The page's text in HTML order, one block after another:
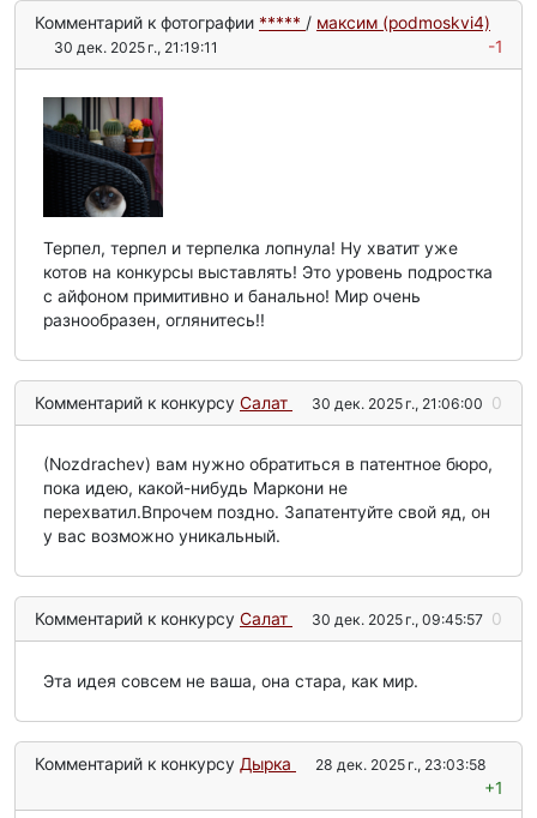
Комментарий к фотографии ***** / максим (podmoskvi4)
30 дек. 2025 г., 21:19:11 -1
Терпел, терпел и терпелка лопнула! Ну хватит уже
котов на конкурсы выставлять! Это уровень подростка
с айфоном примитивно и банально! Мир очень
разнообразен, оглянитесь!!
Комментарий к конкурсу Салат 30 дек. 2025 г., 21:06:00 0
(Nozdrachev) вам нужно обратиться в патентное бюро,
пока идею, какой-нибудь Маркони не
перехватил.Впрочем поздно. Запатентуйте свой яд, он
у вас возможно уникальный.
Комментарий к конкурсу Салат 30 дек. 2025 г., 09:45:57 0
Эта идея совсем не ваша, она стара, как мир.
Комментарий к конкурсу Дырка 28 дек. 2025 г., 23:03:58
+1